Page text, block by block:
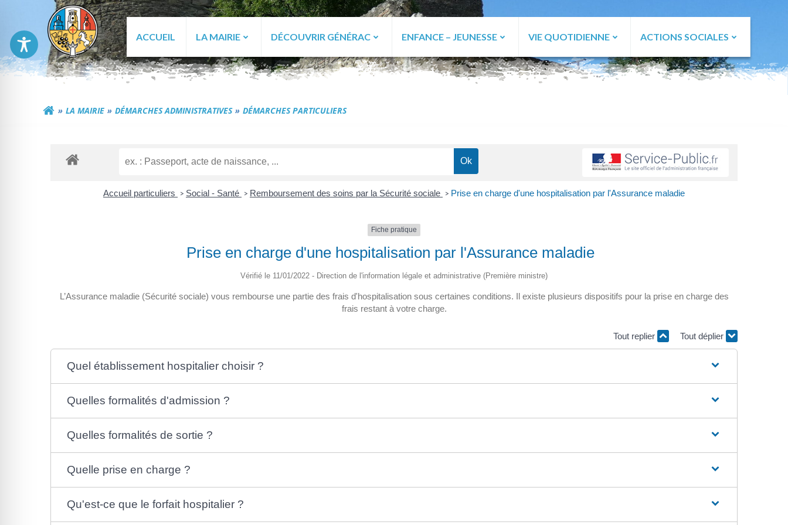
contenu
Commune de Générac
ACCUEIL LA MAIRIE DÉCOUVRIR GÉNÉRAC ENFANCE – JEUNESSE VIE QUOTIDIENNE ACTIONS SOCIALES
LA MAIRIE DÉMARCHES ADMINISTRATIVES DÉMARCHES PARTICULIERS
Accueil particuliers > Social - Santé > Remboursement des soins par la Sécurité sociale > Prise en charge d'une hospitalisation par l'Assurance maladie
Fiche pratique
Prise en charge d'une hospitalisation par l'Assurance maladie
Vérifié le 11/01/2022 - Direction de l'information légale et administrative (Première ministre)
L’Assurance maladie (Sécurité sociale) vous rembourse une partie des frais d'hospitalisation sous certaines conditions. Il existe plusieurs dispositifs pour la prise en charge des
frais restant à votre charge.
Tout replier Tout déplier
Quel établissement hospitalier choisir ?
Quelles formalités d'admission ?
Quelles formalités de sortie ?
Quelle prise en charge ?
Qu'est-ce que le forfait hospitalier ?